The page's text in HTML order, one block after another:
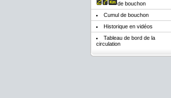
de bouchon
Cumul de bouchon
Historique en vidéos
Tableau de bord de la
circulation